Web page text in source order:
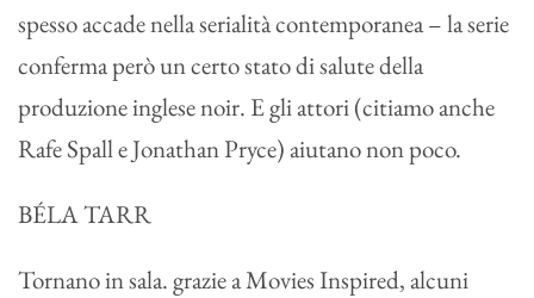
spesso accade nella serialità contemporanea – la serie
conferma però un certo stato di salute della
produzione inglese noir. E gli attori (citiamo anche
Rafe Spall e Jonathan Pryce) aiutano non poco.
BÉLA TARR
Tornano in sala. grazie a Movies Inspired, alcuni